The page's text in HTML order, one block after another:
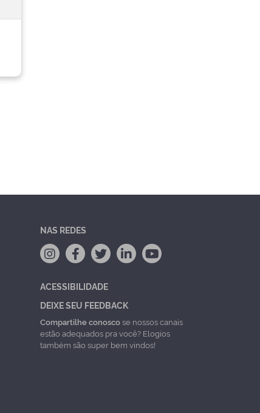
NAS REDES
ACESSIBILIDADE
DEIXE SEU FEEDBACK
Compartilhe conoscose nossos canais
estão adequados pra você? Elogios
também são super bem vindos!